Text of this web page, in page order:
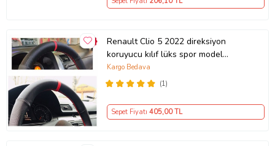
Renault Clio 5 2022 direksiyon
koruyucu kılıf lüks spor model
karbon deri
(1)
Kargo Bedava
Sepet Fiyatı 405,00 TL